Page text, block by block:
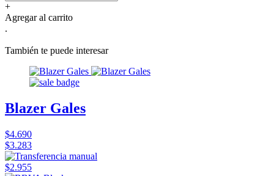
+
Agregar al carrito
.
También te puede interesar
Blazer Gales
$4.690
$3.283
$2.955